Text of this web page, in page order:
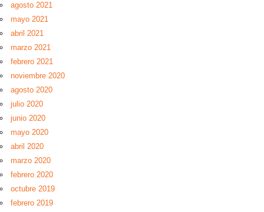
agosto 2021
mayo 2021
abril 2021
marzo 2021
febrero 2021
noviembre 2020
agosto 2020
julio 2020
junio 2020
mayo 2020
abril 2020
marzo 2020
febrero 2020
octubre 2019
febrero 2019